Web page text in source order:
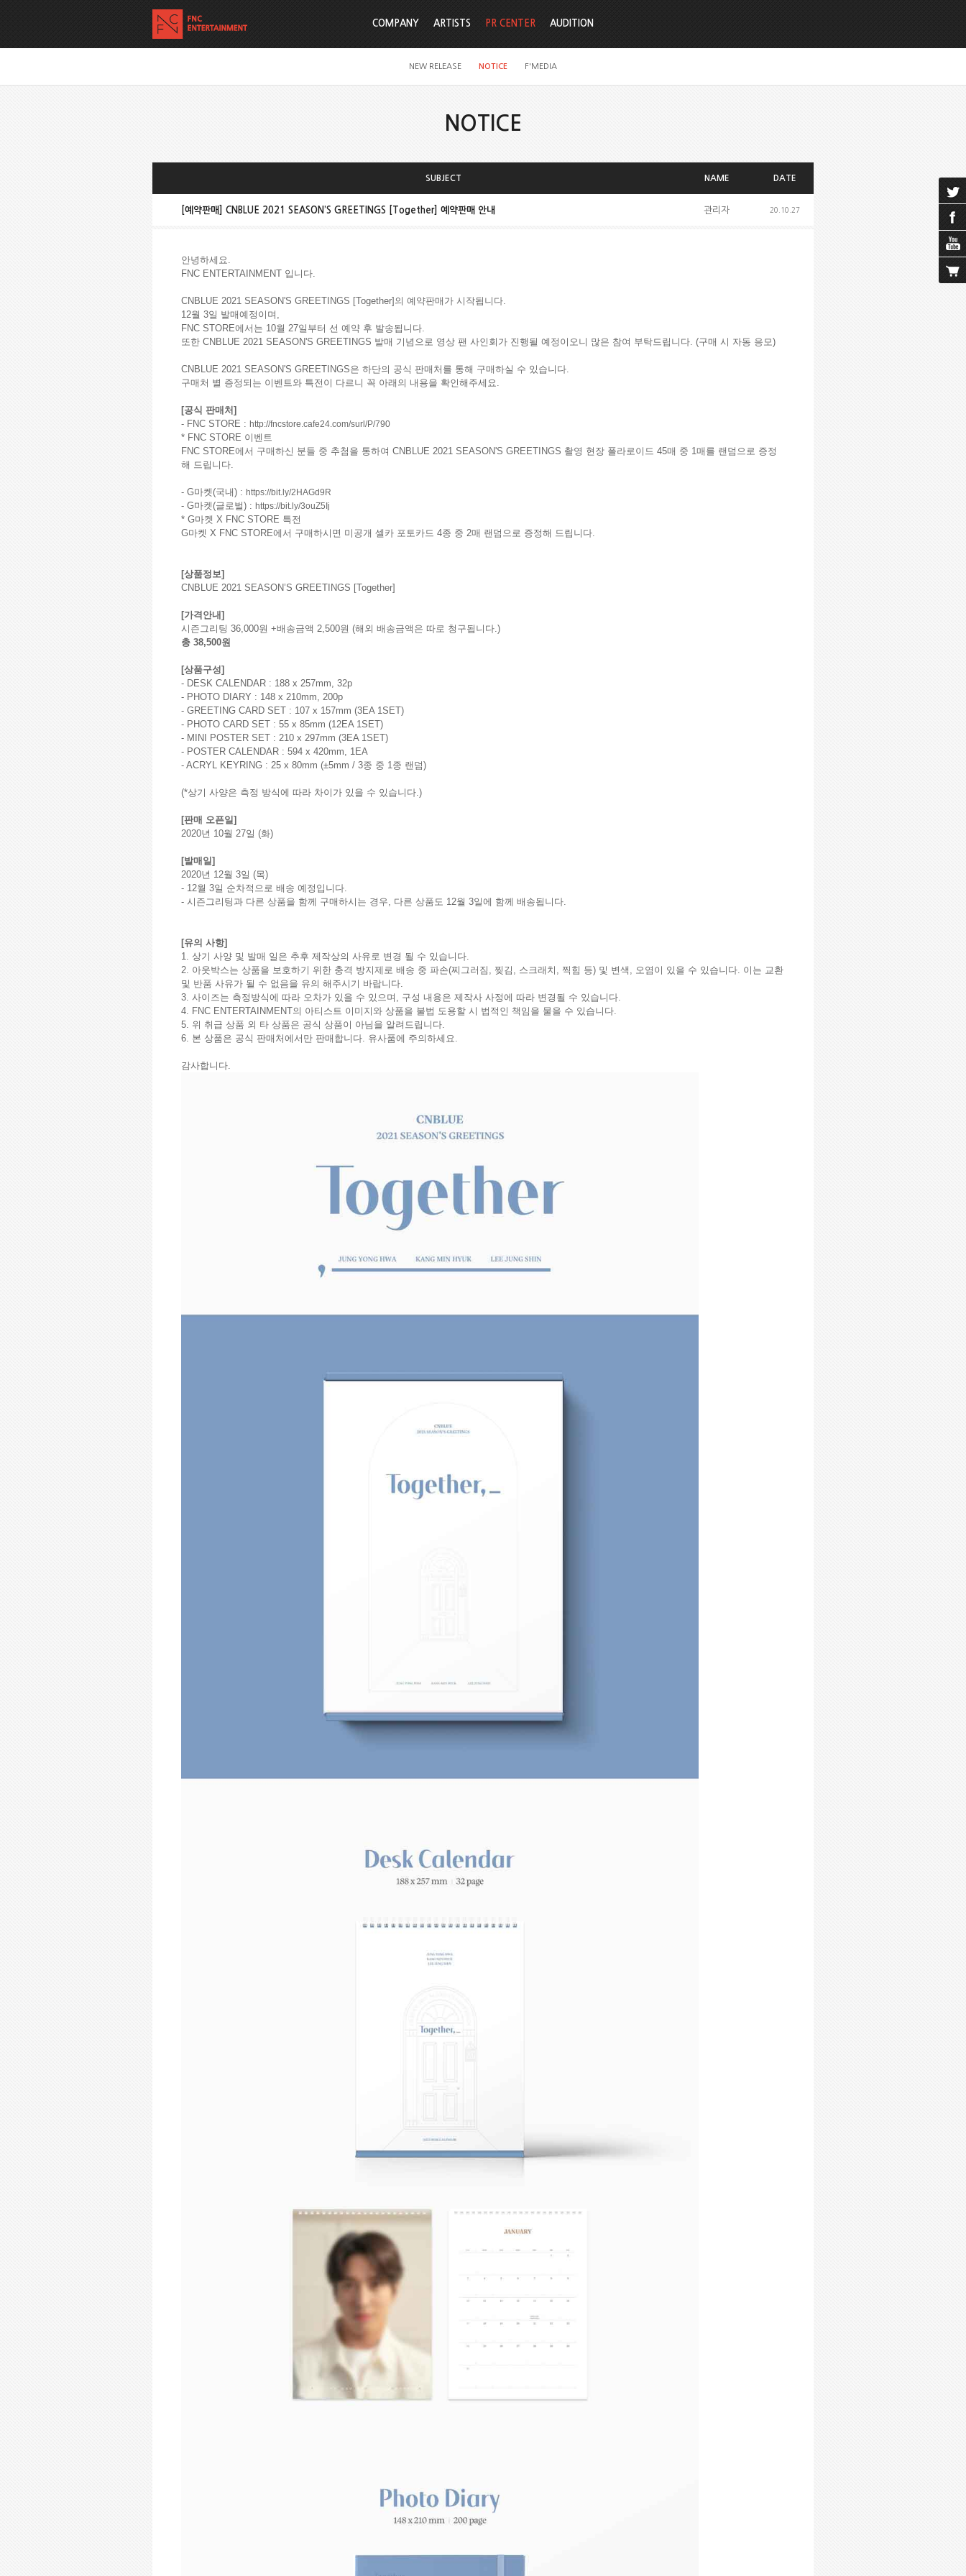
COMPANY ARTISTS PR CENTER
NEW RELEASE NOTICE F'MEDIA
AUDITION
NOTICE
SUBJECT NAME DATE
[예약판매] CNBLUE 2021 SEASON’S GREETINGS [Together] 예약판매 안내 관리자 20.10.27
안녕하세요.
FNC ENTERTAINMENT 입니다.
CNBLUE 2021 SEASON'S GREETINGS [Together]의 예약판매가 시작됩니다.
12월 3일 발매예정이며,
FNC STORE에서는 10월 27일부터 선 예약 후 발송됩니다.
또한 CNBLUE 2021 SEASON'S GREETINGS 발매 기념으로 영상 팬 사인회가 진행될 예정이오니 많은 참여 부탁드립니다. (구매 시 자동 응모)
CNBLUE 2021 SEASON'S GREETINGS은 하단의 공식 판매처를 통해 구매하실 수 있습니다.
구매처 별 증정되는 이벤트와 특전이 다르니 꼭 아래의 내용을 확인해주세요.
[공식 판매처]
- FNC STORE : http://fncstore.cafe24.com/surl/P/790
* FNC STORE 이벤트
FNC STORE에서 구매하신 분들 중 추첨을 통하여 CNBLUE 2021 SEASON'S GREETINGS 촬영 현장 폴라로이드 45매 중 1매를 랜덤으로 증정
해 드립니다.
- G마켓(국내) : https://bit.ly/2HAGd9R
- G마켓(글로벌) : https://bit.ly/3ouZ5Ij
* G마켓 X FNC STORE 특전
G마켓 X FNC STORE에서 구매하시면 미공개 셀카 포토카드 4종 중 2매 랜덤으로 증정해 드립니다.
[상품정보]
CNBLUE 2021 SEASON’S GREETINGS [Together]
[가격안내]
시즌그리팅 36,000원 +배송금액 2,500원 (해외 배송금액은 따로 청구됩니다.)
총 38,500원
[상품구성]
- DESK CALENDAR : 188 x 257mm, 32p
- PHOTO DIARY : 148 x 210mm, 200p
- GREETING CARD SET : 107 x 157mm (3EA 1SET)
- PHOTO CARD SET : 55 x 85mm (12EA 1SET)
- MINI POSTER SET : 210 x 297mm (3EA 1SET)
- POSTER CALENDAR : 594 x 420mm, 1EA
- ACRYL KEYRING : 25 x 80mm (±5mm / 3종 중 1종 랜덤)
(*상기 사양은 측정 방식에 따라 차이가 있을 수 있습니다.)
[판매 오픈일]
2020년 10월 27일 (화)
[발매일]
2020년 12월 3일 (목)
- 12월 3일 순차적으로 배송 예정입니다.
- 시즌그리팅과 다른 상품을 함께 구매하시는 경우, 다른 상품도 12월 3일에 함께 배송됩니다.
[유의 사항]
1. 상기 사양 및 발매 일은 추후 제작상의 사유로 변경 될 수 있습니다.
2. 아웃박스는 상품을 보호하기 위한 충격 방지제로 배송 중 파손(찌그러짐, 찢김, 스크래치, 찍힘 등) 및 변색, 오염이 있을 수 있습니다. 이는 교환
및 반품 사유가 될 수 없음을 유의 해주시기 바랍니다.
3. 사이즈는 측정방식에 따라 오차가 있을 수 있으며, 구성 내용은 제작사 사정에 따라 변경될 수 있습니다.
4. FNC ENTERTAINMENT의 아티스트 이미지와 상품을 불법 도용할 시 법적인 책임을 물을 수 있습니다.
5. 위 취급 상품 외 타 상품은 공식 상품이 아님을 알려드립니다.
6. 본 상품은 공식 판매처에서만 판매합니다. 유사품에 주의하세요.
감사합니다.